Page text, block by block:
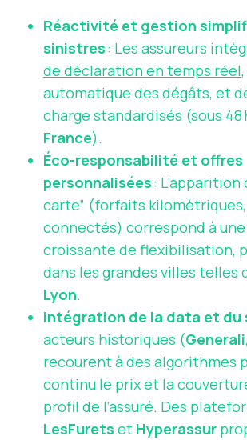
Réactivité et gestion
sinistres: Les assureurs
de déclaration en temps réel
automatique des dégâts, et
charge standardisés (sous 48
France).
Éco-responsabilité et offres
personnalisées:
carte” (forfaits
connectés) correspond à
croissante de flexibilisation,
dans les grandes villes telles
Lyon.
Intégration de la data et du
acteurs historiques (Generali,
recourent à des algorithmes
continu le prix et la
profil de l’assuré. Des
LesFurets et Hyperassur